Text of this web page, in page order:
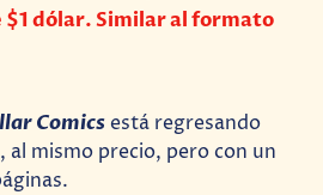
$1 dólar. Similar al formato
Comicsestá regresando
al mismo precio, pero con un